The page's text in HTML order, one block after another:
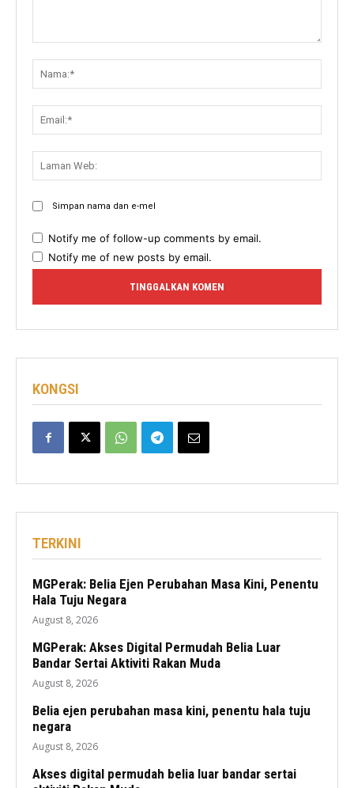
Simpan nama dan e-mel
Notify me of follow-up comments by email.
Notify me of new posts by email.
KONGSI
TERKINI
MGPerak: Belia Ejen Perubahan Masa Kini, Penentu
Hala Tuju Negara
August 8, 2026
MGPerak: Akses Digital Permudah Belia Luar
Bandar Sertai Aktiviti Rakan Muda
August 8, 2026
Belia ejen perubahan masa kini, penentu hala tuju
negara
August 8, 2026
Akses digital permudah belia luar bandar sertai